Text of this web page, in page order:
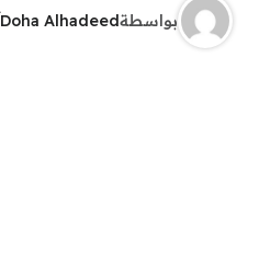
بواسطةDoha Alhadeed